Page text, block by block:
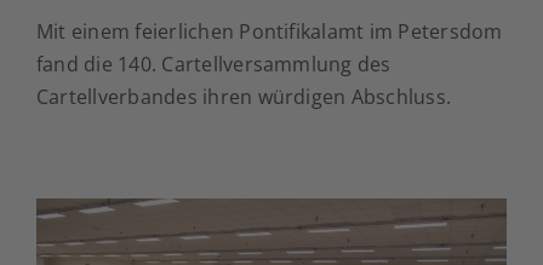
Michelangelos
Kuppel
endet
die
Mit einem feierlichen Pontifikalamt im Petersdom
fand die 140. Cartellversammlung des
Cartellverbandes ihren würdigen Abschluss.